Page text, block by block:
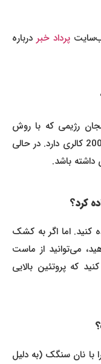
پرداد خبردرباره
رژیمی که با روش
کبابی یا فر پخته شده باشد، حدود 150 تا 200 کالری دارد. در حالی
اما اگر به کشک
می‌توانید از ماست
پروتئین بالایی
نان سنگک (به دلیل